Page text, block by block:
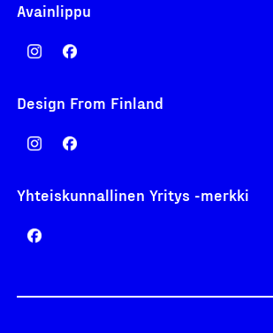
Avainlippu
Design From Finland
Yhteiskunnallinen Yritys -merkki